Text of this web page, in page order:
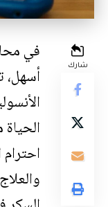
شارك
في